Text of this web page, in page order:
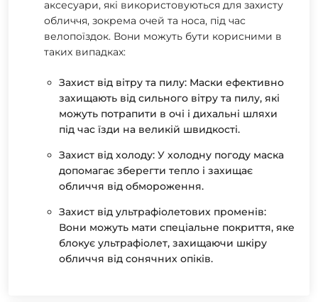
аксесуари, які використовуються для захисту
обличчя, зокрема очей та носа, під час
велопоїздок. Вони можуть бути корисними в
таких випадках:
Захист від вітру та пилу: Маски ефективно
захищають від сильного вітру та пилу, які
можуть потрапити в очі і дихальні шляхи
під час їзди на великій швидкості.
Захист від холоду: У холодну погоду маска
допомагає зберегти тепло і захищає
обличчя від обмороження.
Захист від ультрафіолетових променів:
Вони можуть мати спеціальне покриття, яке
блокує ультрафіолет, захищаючи шкіру
обличчя від сонячних опіків.